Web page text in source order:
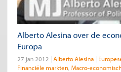
Alberto Alesina over de
Europa
27 jan 2012 Alberto Alesina
Financiële markten Macro-